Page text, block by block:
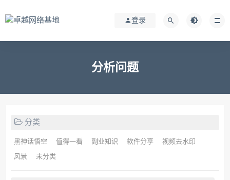
登录
分析问题
分类
黑神话悟空 值得一看 副业知识 软件分享 视频去水印
风景 未分类